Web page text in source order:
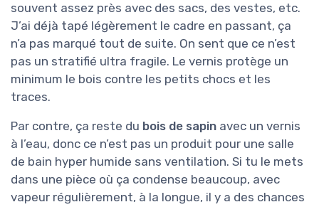
souvent assez près avec des sacs, des vestes, etc.
J’ai déjà tapé légèrement le cadre en passant, ça
n’a pas marqué tout de suite. On sent que ce n’est
pas un stratifié ultra fragile. Le vernis protège un
minimum le bois contre les petits chocs et les
traces.
Par contre, ça reste du bois de sapin avec un vernis
à l’eau, donc ce n’est pas un produit pour une salle
de bain hyper humide sans ventilation. Si tu le mets
dans une pièce où ça condense beaucoup, avec
vapeur régulièrement, à la longue, il y a des chances